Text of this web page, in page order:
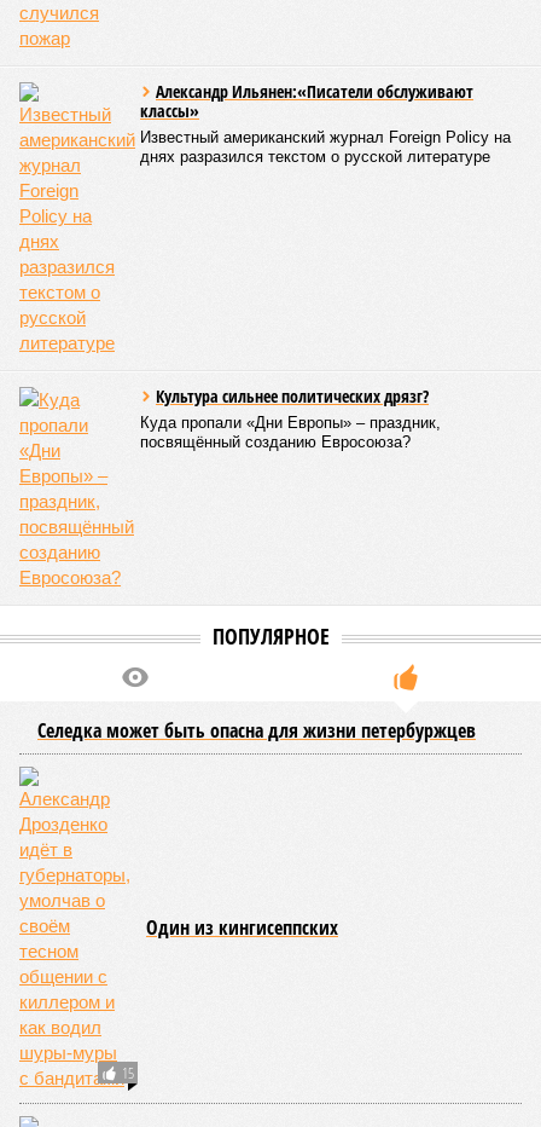
Александр Ильянен:«Писатели обслуживают
классы»
Известный американский журнал Foreign Policy на
днях разразился текстом о русской литературе
Культура сильнее политических дрязг?
Куда пропали «Дни Европы» – праздник,
посвящённый созданию Евросоюза?
ПОПУЛЯРНОЕ
Селедка может быть опасна для жизни петербуржцев
15
Один из кингисеппских